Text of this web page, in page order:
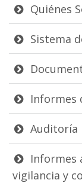
Quiénes
Sistema
Informes
Auditoría
Informes
vigilancia y